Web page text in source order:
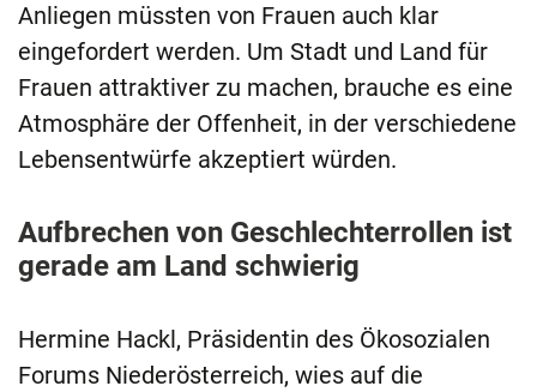
Anliegen müssten von Frauen auch klar
eingefordert werden. Um Stadt und Land für
Frauen attraktiver zu machen, brauche es eine
Atmosphäre der Offenheit, in der verschiedene
Lebensentwürfe akzeptiert würden.
Aufbrechen von Geschlechterrollen ist
gerade am Land schwierig
Hermine Hackl, Präsidentin des Ökosozialen
Forums Niederösterreich, wies auf die